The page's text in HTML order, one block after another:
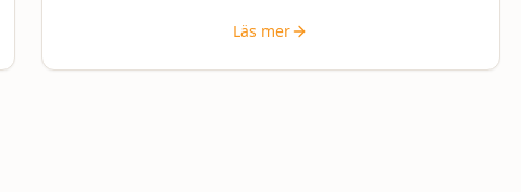
Läs mer